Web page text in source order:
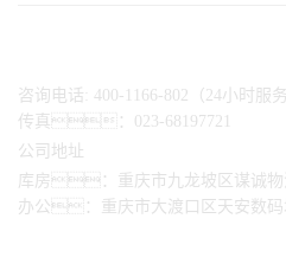
咨询电话: 400-1166-802（24小时服
传真：023-68197721
公司地址
库房：重庆市九龙坡区谋诚物
办公：重庆市大渡口区天安数码